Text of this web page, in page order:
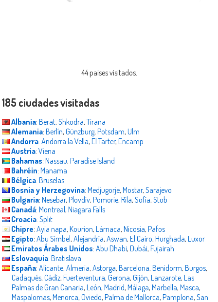
44 paises visitados.
185 ciudades visitadas
Albania: Berat, Shkodra,Tirana
Alemania: Berlín, Günzburg, Potsdam, Ulm
Andorra: Andorra la Vella, El Tarter, Encamp
Austria: Viena
Bahamas: Nassau, Paradise Island
Bahréin: Manama
Bélgica: Bruselas
Bosnia y Herzegovina: Medjugorje, Mostar, Sarajevo
Bulgaria: Nesebar, Plovdiv, Pomorie, Rila, Sofía, Stob
Canadá: Montreal, Niagara Falls
Croacia: Split
Chipre: Ayia napa, Kourion, Lárnaca, Nicosia, Pafos
Egipto: Abu Simbel, Alejandría, Aswan, El Cairo, Hurghada, Luxor
Emiratos Árabes Unidos: Abu Dhabi, Dubái, Fujairah
Eslovaquia: Bratislava
España: Alicante, Almeria, Astorga, Barcelona, Benidorm, Burgos,
Cadaqués, Cádiz, Fuerteventura, Gerona, Gijón, Lanzarote, Las
Palmas de Gran Canaria, León, Madrid, Málaga, Marbella, Masca,
Maspalomas, Menorca, Oviedo, Palma de Mallorca, Pamplona, San